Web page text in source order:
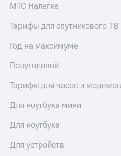
МТС Налегке
Тарифы для спутникового ТВ
Год на максимуме
Полугодовой
Тарифы для часов и модемов
Для ноутбука мини
Для ноутбука
Для устройств